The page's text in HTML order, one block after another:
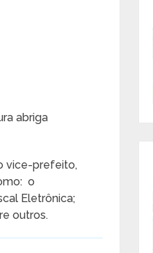
abriga
vice-prefeito,
o
Eletrônica;
outros.